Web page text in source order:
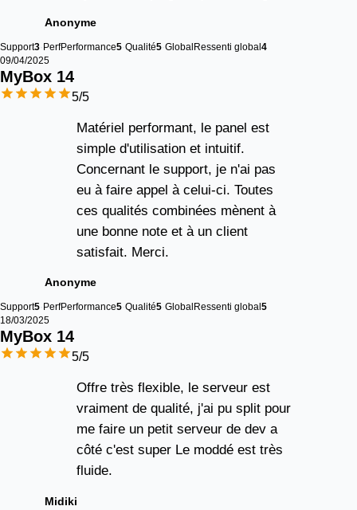
Anonyme
Support3 PerfPerformance5 Qualité5 GlobalRessenti global4
09/04/2025
MyBox 14
5/5
Matériel performant, le panel est
simple d'utilisation et intuitif.
Concernant le support, je n'ai pas
eu à faire appel à celui-ci. Toutes
ces qualités combinées mènent à
une bonne note et à un client
satisfait. Merci.
Anonyme
Support5 PerfPerformance5 Qualité5 Global Ressenti global 5
18/03/2025
MyBox 14
5/5
Offre très flexible, le serveur est
vraiment de qualité, j'ai pu split pour
me faire un petit serveur de dev a
côté c'est super Le moddé est très
fluide.
Midiki